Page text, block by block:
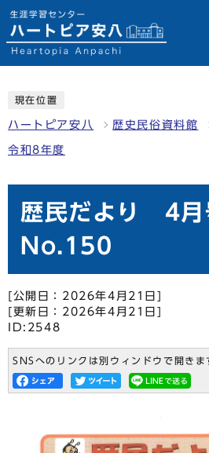
現在位置
ハートピア安八 歴史民俗資料館
令和8年度
歴民だより 4
No.150
[公開日：2026年4月21日]
[更新日：2026年4月21日]
ID:2548
SNSへのリンクは別ウィンドウで開きま